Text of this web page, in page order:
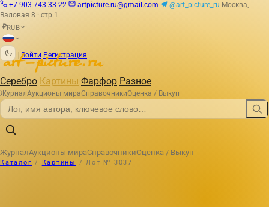
+7 903 743 33 22 artpicture.ru@gmail.com @art_picture_ru Москва,
Валовая 8 · стр.1
₽RUB
Войти Регистрация
Серебро Картины Фарфор Разное
ЖурналАукционы мираСправочникиОценка / Выкуп
ЖурналАукционы мираСправочникиОценка / Выкуп
Каталог / Картины / Лот № 3037